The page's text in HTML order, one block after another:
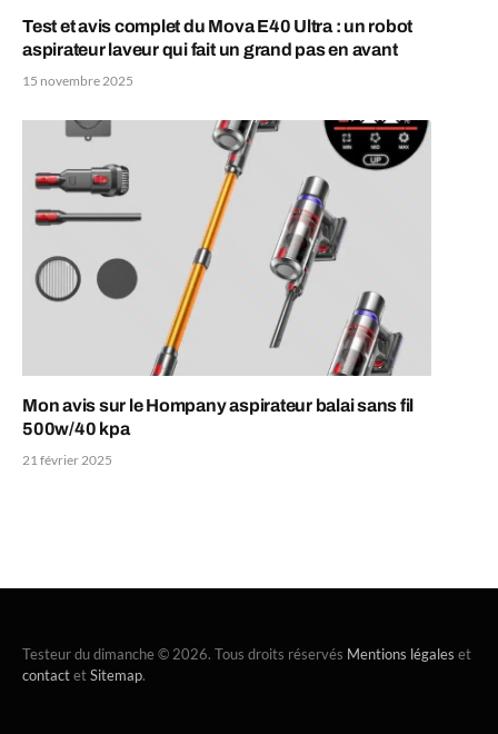
Test et avis complet du Mova E40 Ultra : un robot
aspirateur laveur qui fait un grand pas en avant
15 novembre 2025
Mon avis sur le Hompany aspirateur balai sans fil
500w/40 kpa
21 février 2025
Testeur du dimanche © 2026. Tous droits réservés Mentions légales et
contactetSitemap.